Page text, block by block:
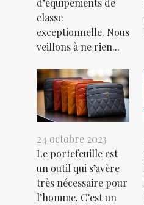
d’équipements de
classe
exceptionnelle. Nous
veillons à ne rien...
24 octobre 2023
Le portefeuille est
un outil qui s’avère
très nécessaire pour
l’homme. C’est un